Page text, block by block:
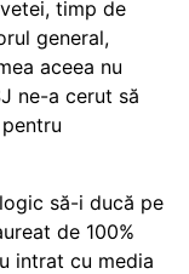
timp de
general,
aceea nu
ne-a cerut să
să-i ducă pe
de 100%
intrat cu media